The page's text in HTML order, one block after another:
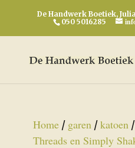
De Handwerk Boetiek,
050 5016285
Home/ garen/katoen/
Threads en Simply